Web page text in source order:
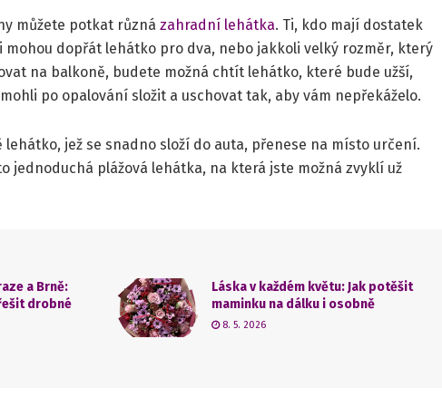
můžete potkat různá zahradní lehátka. Ti, kdo mají dostatek
dopřát lehátko pro dva, nebo jakkoli velký rozměr, který
na balkoně, budete možná chtít lehátko, které bude užší,
po opalování složit a uschovat tak, aby vám nepřekáželo.
jež se snadno složí do auta, přenese na místo určení.
jednoduchá plážová lehátka, na která jste možná zvyklí už
a Brně:
drobné
Láska v každém květu: Jak potěšit
maminku na dálku i osobně
8. 5. 2026